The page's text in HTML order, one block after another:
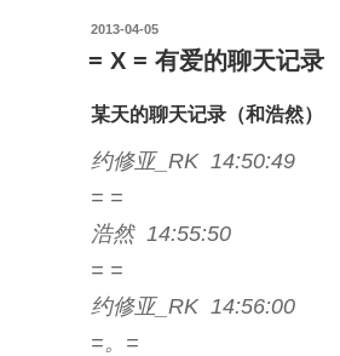
边？
是
の
投
2013-04-05
= X = 有爱的聊天记录
某天的聊天记录（和浩然）
约修亚_RK 14:50:49
= =
浩然 14:55:50
= =
约修亚_RK 14:56:00
=。=